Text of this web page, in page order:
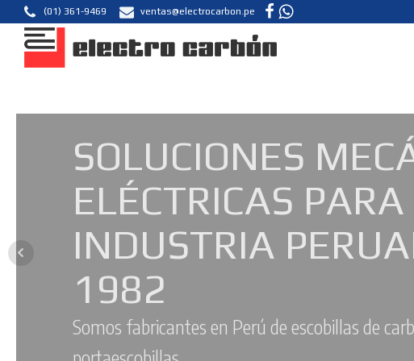
(01) 361-9469 ventas@electrocarbon.pe
SOLUCIONES
ELÉCTRICAS
INDUSTRIA
1982
Somos fabricantes en Perú de escobillas de
Fabricación de lotes mínimos y